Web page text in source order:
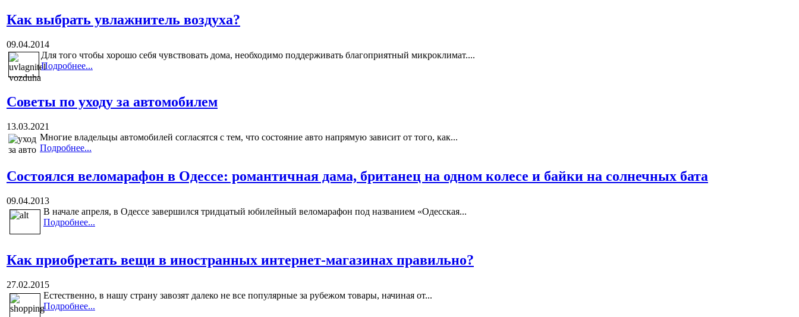
Как выбрать увлажнитель воздуха?
09.04.2014
Для того чтобы хорошо себя чувствовать дома, необходимо поддерживать благоприятный микроклимат....
Подробнее...
Советы по уходу за автомобилем
13.03.2021
Многие владельцы автомобилей согласятся с тем, что состояние авто напрямую зависит от того, как...
Подробнее...
Состоялся веломарафон в Одессе: романтичная дама, британец на одном колесе и байки на солнечных бата
09.04.2013
В начале апреля, в Одессе завершился тридцатый юбилейный веломарафон под названием «Одесская...
Подробнее...
Как приобретать вещи в иностранных интернет-магазинах правильно?
27.02.2015
Естественно, в нашу страну завозят далеко не все популярные за рубежом товары, начиная от...
Подробнее...